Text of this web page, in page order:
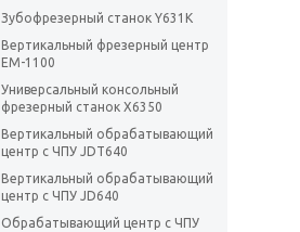
Зубофрезерный станок Y631K
Вертикальный фрезерный центр
EM-1100
Универсальный консольный
фрезерный станок X6350
Вертикальный обрабатывающий
центр с ЧПУ JDT640
Вертикальный обрабатывающий
центр с ЧПУ JD640
Обрабатывающий центр с ЧПУ